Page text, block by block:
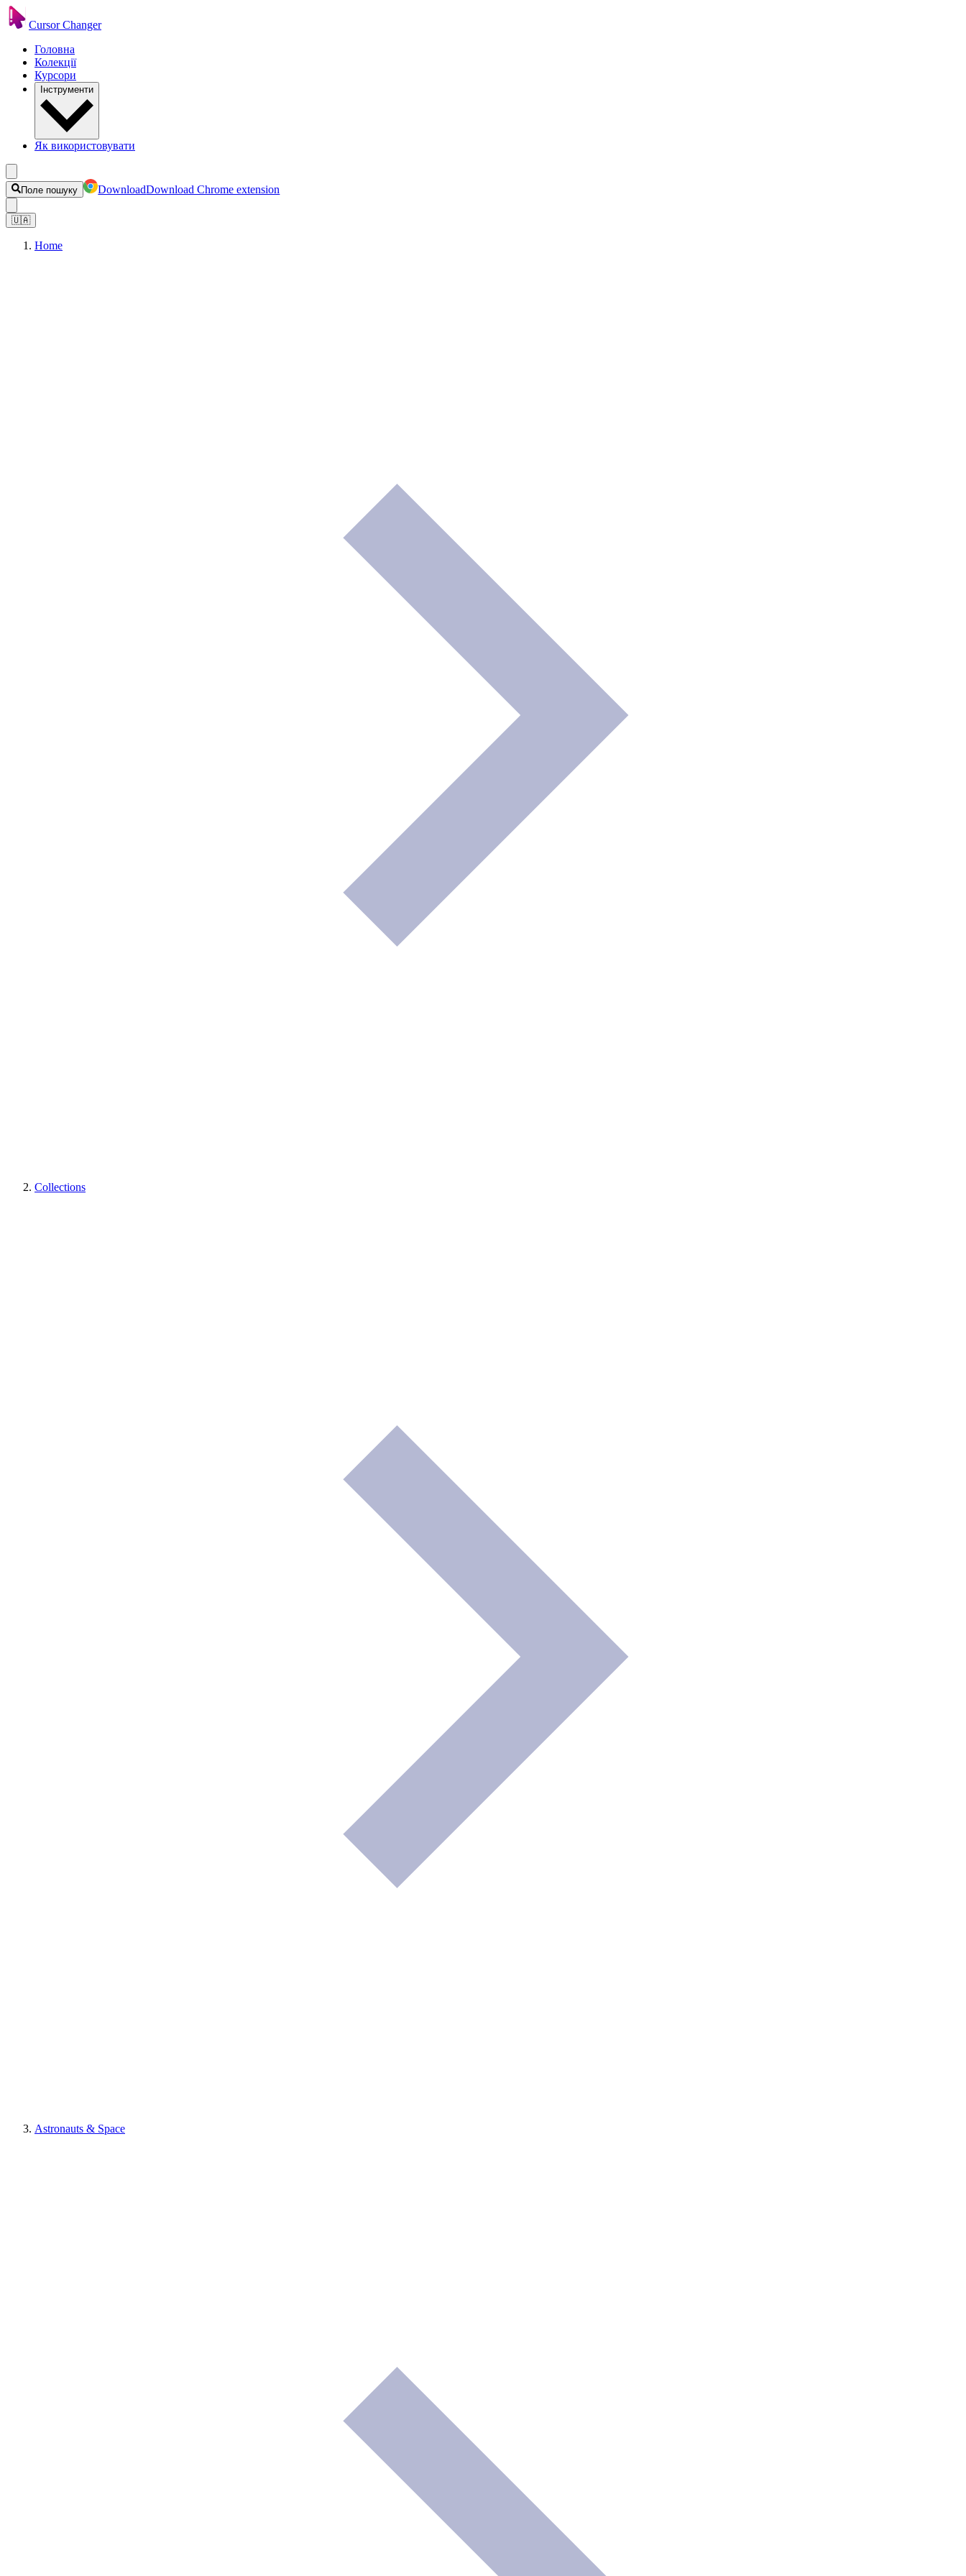
Cursor Changer
Головна
Колекції
Курсори
Інструменти
Як використовувати
Поле пошуку DownloadDownload Chrome extension
🇺🇦
Home
Collections
Astronauts & Space